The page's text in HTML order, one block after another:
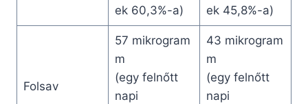
ek 60,3%-a)
ek 45,8%-a)
Folsav
57 mikrogram
m
(egy felnőtt
napi
43 mikrogram
m
(egy felnőtt
napi